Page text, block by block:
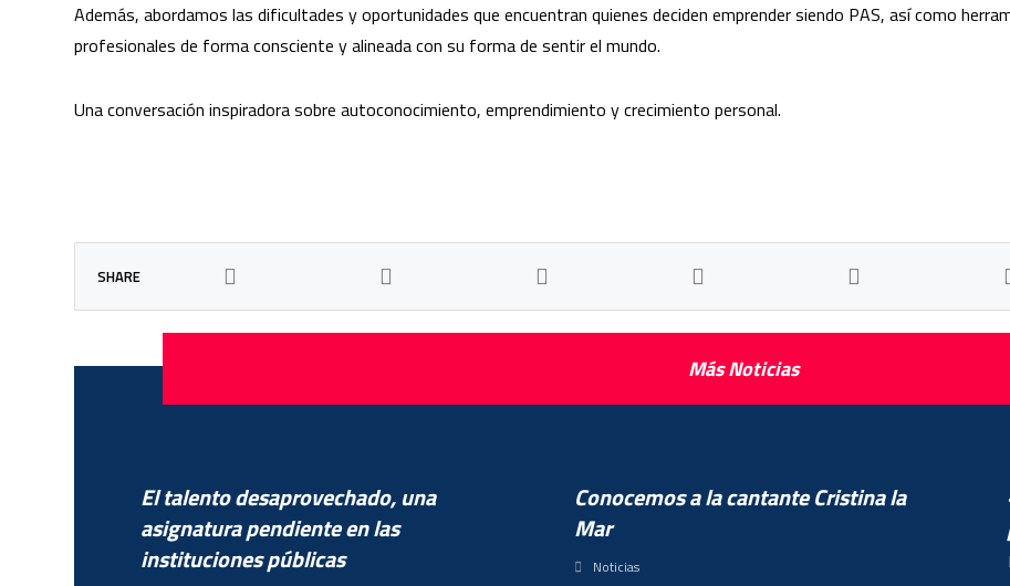
Además, abordamos las dificultades y oportunidades que encuentran quienes deciden emprender siendo PAS, así como
profesionales de forma consciente y alineada con su forma de sentir el mundo.
Una conversación inspiradora sobre autoconocimiento, emprendimiento y crecimiento personal.
Más Noticias
El talento desaprovechado, una
asignatura pendiente en las
instituciones públicas
Conocemos a la cantante Cristina la
Mar
Noticias